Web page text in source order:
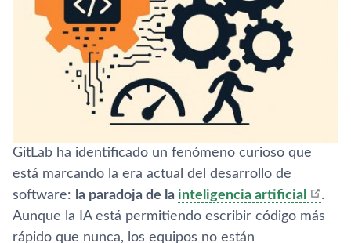
GitLab ha identificado un fenómeno curioso que
está marcando la era actual del desarrollo de
software: la paradoja de la inteligencia artificial
.
Aunque la IA está permitiendo escribir código más
rápido que nunca, los equipos no están